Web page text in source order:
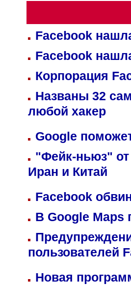
Facebook
Facebook
Корпорация
Названы 32
любой хакер
Google
"Фейк-ньюз" от
Иран и Китай
Facebook
В Google Maps
пользователей
Новая